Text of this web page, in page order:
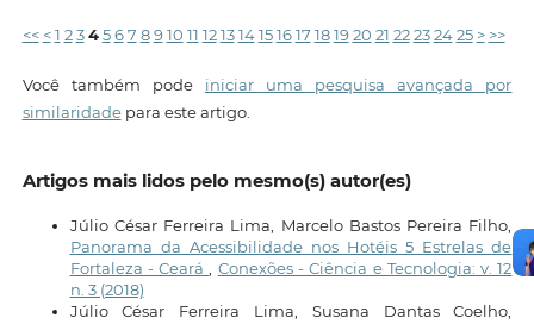
<< < 1 2 3 4 5 6 7 8 9 10 11 12 13 14 15 16 17 18 19 20 21 22 23 24 25 > >>
Você também pode iniciar uma pesquisa avançada por
similaridadepara este artigo.
Artigos mais lidos pelo mesmo(s) autor(es)
Júlio César Ferreira Lima, Marcelo Bastos Pereira Filho,
Panorama da Acessibilidade nos Hotéis 5 Estrelas de
Fortaleza - Ceará
Conexões - Ciência e Tecnologia: v. 12
n. 3 (2018)
Júlio César Ferreira Lima, Susana Dantas Coelho,